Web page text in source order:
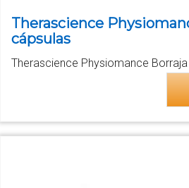
Therascience
cápsulas
Therascience Physiomance